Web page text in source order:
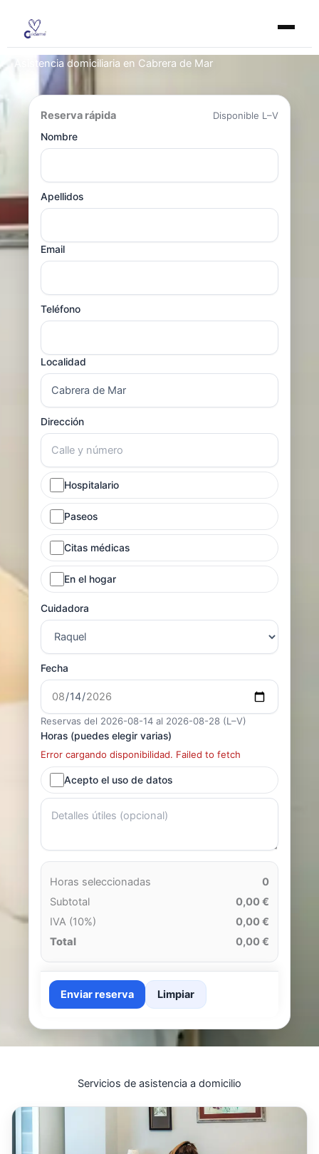
contenido
Asistencia domiciliaria en Cabrera de Mar
Reserva rápida
Disponible L–V
Nombre
Apellidos
Email
Teléfono
Localidad
Dirección
Hospitalario
Paseos
Citas médicas
En el hogar
Cuidadora
Fecha
Reservas del 2026-08-14 al 2026-08-28 (L–V)
Horas (puedes elegir varias)
Error cargando disponibilidad. Failed to fetch
Acepto el uso de datos
Horas seleccionadas
0
Subtotal
0,00 €
IVA (10%)
0,00 €
Total
0,00 €
Enviar reserva Limpiar
Servicios de asistencia a domicilio